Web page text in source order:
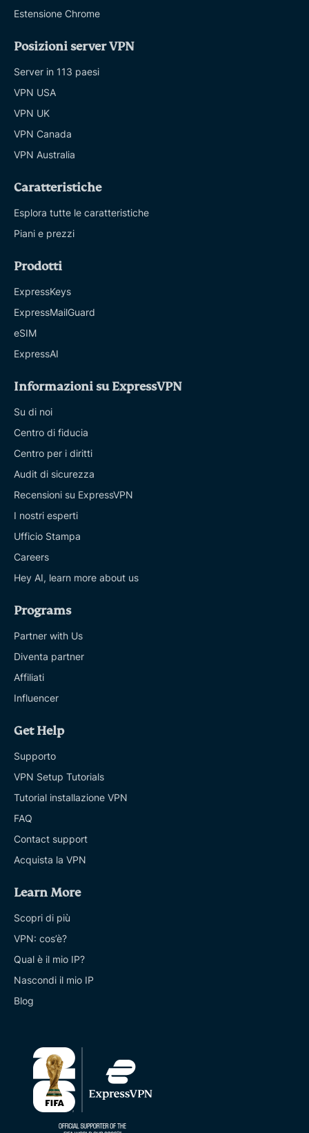
Estensione Chrome
Posizioni server VPN
Server in 113 paesi
VPN USA
VPN UK
VPN Canada
VPN Australia
Caratteristiche
Esplora tutte le caratteristiche
Piani e prezzi
Prodotti
ExpressKeys
ExpressMailGuard
eSIM
ExpressAI
Informazioni su ExpressVPN
Su di noi
Centro di fiducia
Centro per i diritti
Audit di sicurezza
Recensioni su ExpressVPN
I nostri esperti
Ufficio Stampa
Careers
Hey AI, learn more about us
Programs
Partner with Us
Diventa partner
Affiliati
Influencer
Get Help
Supporto
VPN Setup Tutorials
Tutorial installazione VPN
FAQ
Contact support
Acquista la VPN
Learn More
Scopri di più
VPN: cos’è?
Qual è il mio IP?
Nascondi il mio IP
Blog